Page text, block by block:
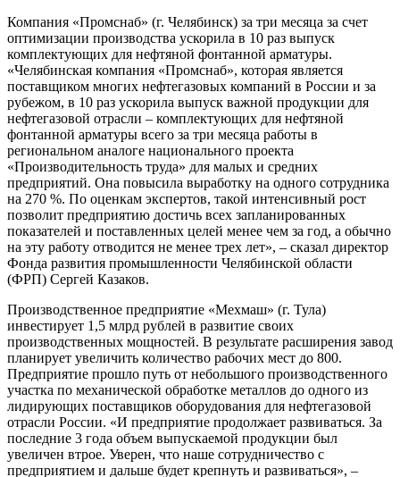
Компания «Промснаб» (г. Челябинск) за три месяца за счет
оптимизации производства ускорила в 10 раз выпуск
комплектующих для нефтяной фонтанной арматуры.
«Челябинская компания «Промснаб», которая является
поставщиком многих нефтегазовых компаний в России и за
рубежом, в 10 раз ускорила выпуск важной продукции для
нефтегазовой отрасли – комплектующих для нефтяной
фонтанной арматуры всего за три месяца работы в
региональном аналоге национального проекта
«Производительность труда» для малых и средних
предприятий. Она повысила выработку на одного сотрудника
на 270 %. По оценкам экспертов, такой интенсивный рост
позволит предприятию достичь всех запланированных
показателей и поставленных целей менее чем за год, а обычно
на эту работу отводится не менее трех лет», – сказал директор
Фонда развития промышленности Челябинской области
(ФРП) Сергей Казаков.
Производственное предприятие «Мехмаш» (г. Тула)
инвестирует 1,5 млрд рублей в развитие своих
производственных мощностей. В результате расширения завод
планирует увеличить количество рабочих мест до 800.
Предприятие прошло путь от небольшого производственного
участка по механической обработке металлов до одного из
лидирующих поставщиков оборудования для нефтегазовой
отрасли России. «И предприятие продолжает развиваться. За
последние 3 года объем выпускаемой продукции был
увеличен втрое. Уверен, что наше сотрудничество с
предприятием и дальше будет крепнуть и развиваться», –